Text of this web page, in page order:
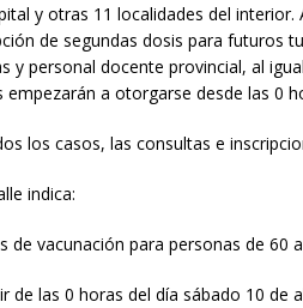
y otras 11 localidades del
de segundas dosis para futuros
y personal docente provincial, al
empezarán a otorgarse desde las 0
los casos, las consultas e
indica:
de vacunación para personas de 60
de las 0 horas del día sábado 10 de